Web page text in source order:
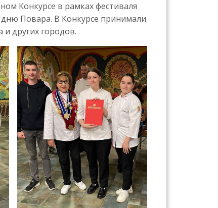
Конкурсе в рамках фестиваля
Повара. В Конкурсе принимали
других городов.